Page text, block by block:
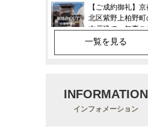
一覧を見る
INFORMATION
インフォメーション